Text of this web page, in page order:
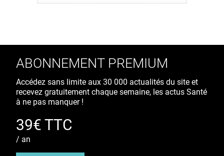
ABONNEMENT PREMIUM
Accédez sans limite aux 30 000 actualités du site et
recevez gratuitement chaque semaine, les actus Santé
à ne pas manquer !
39€ TTC
/ an